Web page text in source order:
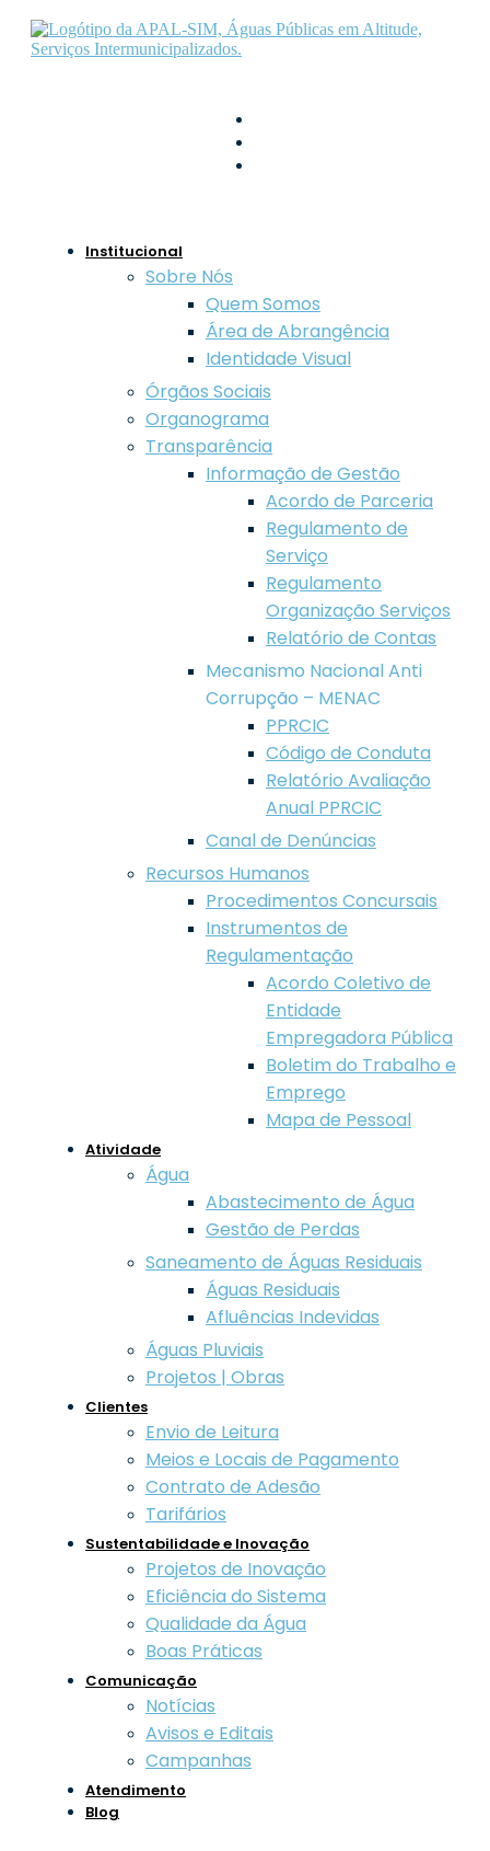
Institucional
Sobre Nós
Quem Somos
Área de Abrangência
Identidade Visual
Órgãos Sociais
Organograma
Transparência
Informação de Gestão
Acordo de Parceria
Regulamento de
Serviço
Regulamento
Organização Serviços
Relatório de Contas
Mecanismo Nacional Anti
Corrupção – MENAC
PPRCIC
Código de Conduta
Relatório Avaliação
Anual PPRCIC
Canal de Denúncias
Recursos Humanos
Procedimentos Concursais
Instrumentos de
Regulamentação
Acordo Coletivo de
Entidade
Empregadora Pública
Boletim do Trabalho e
Emprego
Mapa de Pessoal
Atividade
Água
Abastecimento de Água
Gestão de Perdas
Saneamento de Águas Residuais
Águas Residuais
Afluências Indevidas
Águas Pluviais
Projetos | Obras
Clientes
Envio de Leitura
Meios e Locais de Pagamento
Contrato de Adesão
Tarifários
Sustentabilidade e Inovação
Projetos de Inovação
Eficiência do Sistema
Qualidade da Água
Boas Práticas
Comunicação
Notícias
Avisos e Editais
Campanhas
Atendimento
Blog